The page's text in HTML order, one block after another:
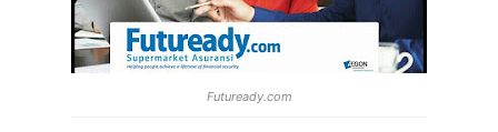
Futuready.com